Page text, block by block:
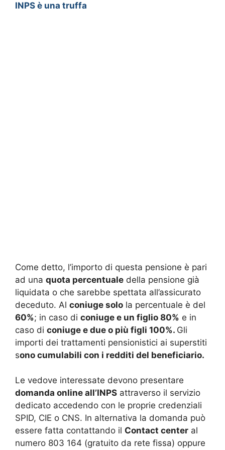
INPS è una truffa
Come detto, l’importo di questa pensione è pari
ad una quota percentuale della pensione già
liquidata o che sarebbe spettata all’assicurato
deceduto. Al coniuge solo la percentuale è del
60%; in caso di coniuge e un figlio 80% e in
caso di coniuge e due o più figli 100%. Gli
importi dei trattamenti pensionistici ai superstiti
sono cumulabili con i redditi del beneficiario.
Le vedove interessate devono presentare
domanda online all’INPS attraverso il servizio
dedicato accedendo con le proprie credenziali
SPID, CIE o CNS. In alternativa la domanda può
essere fatta contattando il Contact center al
numero 803 164 (gratuito da rete fissa) oppure